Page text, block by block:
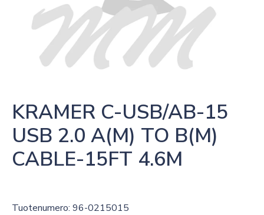
KRAMER C-USB/AB-15
USB 2.0 A(M) TO B(M)
CABLE-15FT 4.6M
Tuotenumero: 96-0215015